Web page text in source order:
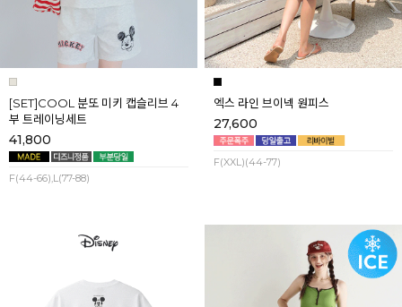
[SET]COOL 분또 미키 캡슬리브 4
부 트레이닝세트
41,800
F(44-66),L(77-88)
엑스 라인 브이넥 원피스
27,600
F(XXL)(44-77)